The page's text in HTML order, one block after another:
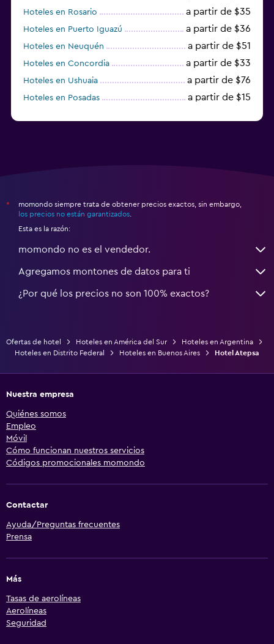
Hoteles en Rosario a partir de $35
Hoteles en Puerto Iguazú a partir de $36
Hoteles en Neuquén a partir de $51
Hoteles en Concordia a partir de $33
Hoteles en Ushuaia a partir de $76
Hoteles en Posadas a partir de $15
*
momondo siempre trata de obtener precios exactos, sin embargo,
los precios no están garantizados
Esta es la razón:
momondo no es el vendedor.
Agregamos montones de datos para ti
¿Por qué los precios no son 100% exactos?
Ofertas de hotel Hoteles en América del Sur
Hoteles en Argentina
Hoteles en Distrito Federal
Hoteles en Buenos Aires Hotel Atepsa
Nuestra empresa
Quiénes somos
Empleo
Móvil
Cómo funcionan nuestros servicios
Códigos promocionales momondo
Contactar
Ayuda/Preguntas frecuentes
Prensa
Más
Tasas de aerolíneas
Aerolíneas
Seguridad